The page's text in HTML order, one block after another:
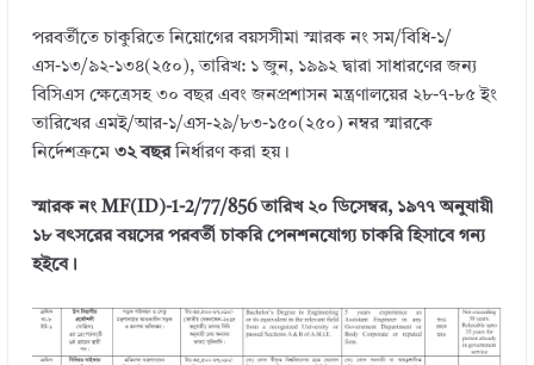
পরবর্তীতে চাকুরিতে নিয়োগের বয়সসীমা স্মারক নং সম/বিধি-১/
এস-১৩/৯২-১৩৪(২৫০), তারিখ: ১ জুন, ১৯৯২ দ্বারা সাধারণের জন্য
বিসিএস ক্ষেত্রেসহ ৩০ বছর এবং জনপ্রশাসন মন্ত্রণালয়ের ২৮-৭-৮৫ ইং
তারিখের এমই/আর-১/এস-২৯/৮৩-১৫০(২৫০) নম্বর স্মারকে
নির্দেশক্রমে৩২ বছরনির্ধারণ করা হয়।
স্মারক নং MF(ID)-1-2/77/856 তারিখ ২০ ডিসেম্বর, ১৯৭৭ অনুযায়ী
১৮ বৎসরের বয়সের পরবর্তী চাকরি পেনশনযোগ্য চাকরি হিসাবে গন্য
হইবে।